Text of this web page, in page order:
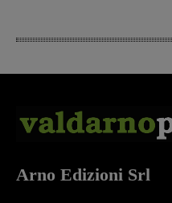
Arno Edizioni Srl